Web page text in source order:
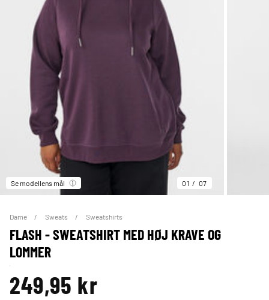
Se modellens mål 01 07
Dame Sweats Sweatshirts
FLASH - SWEATSHIRT MED HØJ KRAVE OG
LOMMER
249,95 kr